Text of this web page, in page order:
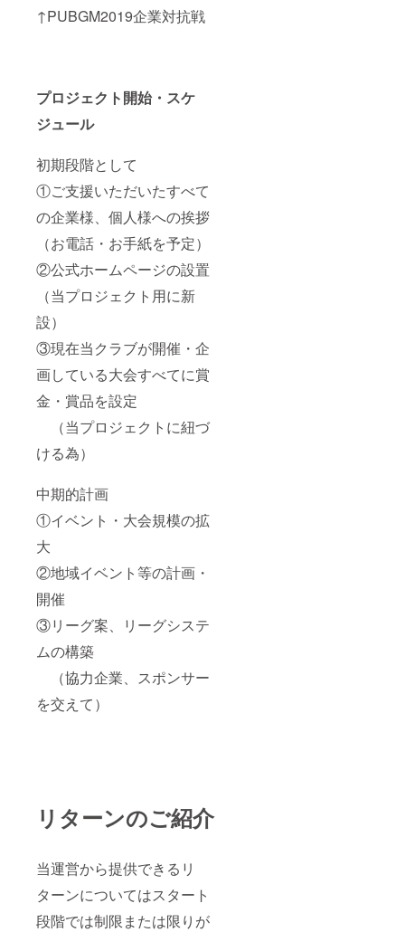
↑PUBGM2019企業対抗戦
プロジェクト開始・スケ
ジュール
初期段階として
①ご支援いただいたすべて
の企業様、個人様への挨拶
（お電話・お手紙を予定）
②公式ホームページの設置
（当プロジェクト用に新
設）
③現在当クラブが開催・企
画している大会すべてに賞
金・賞品を設定
（当プロジェクトに紐づ
ける為）
中期的計画
①イベント・大会規模の拡
大
②地域イベント等の計画・
開催
③リーグ案、リーグシステ
ムの構築
（協力企業、スポンサー
を交えて）
リターンのご紹介
当運営から提供できるリ
ターンについてはスタート
段階では制限または限りが